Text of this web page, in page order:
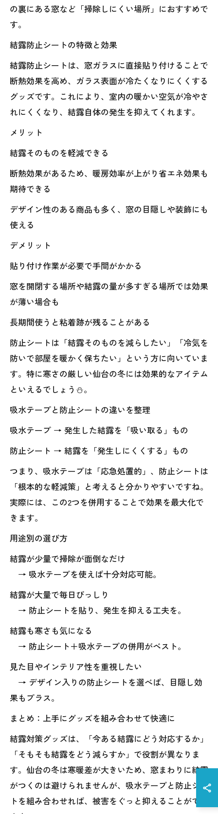
の裏にある窓など「掃除しにくい場所」におすすめで
す。
結露防止シートの特徴と効果
結露防止シートは、窓ガラスに直接貼り付けることで
断熱効果を高め、ガラス表面が冷たくなりにくくする
グッズです。これにより、室内の暖かい空気が冷やさ
れにくくなり、結露自体の発生を抑えてくれます。
メリット
結露そのものを軽減できる
断熱効果があるため、暖房効率が上がり省エネ効果も
期待できる
デザイン性のある商品も多く、窓の目隠しや装飾にも
使える
デメリット
貼り付け作業が必要で手間がかかる
窓を開閉する場所や結露の量が多すぎる場所では効果
が薄い場合も
長期間使うと粘着跡が残ることがある
防止シートは「結露そのものを減らしたい」「冷気を
防いで部屋を暖かく保ちたい」という方に向いていま
す。特に寒さの厳しい仙台の冬には効果的なアイテム
といえるでしょう⛄。
吸水テープと防止シートの違いを整理
吸水テープ → 発生した結露を「吸い取る」もの
防止シート → 結露を「発生しにくくする」もの
つまり、吸水テープは「応急処置的」、防止シートは
「根本的な軽減策」と考えると分かりやすいですね。
実際には、この2つを併用することで効果を最大化で
きます。
用途別の選び方
結露が少量で掃除が面倒なだけ
→ 吸水テープを使えば十分対応可能。
結露が大量で毎日びっしり
→ 防止シートを貼り、発生を抑える工夫を。
結露も寒さも気になる
→ 防止シート＋吸水テープの併用がベスト。
見た目やインテリア性を重視したい
→ デザイン入りの防止シートを選べば、目隠し効
果もプラス。
まとめ：上手にグッズを組み合わせて快適に
結露対策グッズは、「今ある結露にどう対応するか」
「そもそも結露をどう減らすか」で役割が異なりま
す。仙台の冬は寒暖差が大きいため、窓まわりに結露
がつくのは避けられませんが、吸水テープと防止シー
トを組み合わせれば、被害をぐっと抑えることができ